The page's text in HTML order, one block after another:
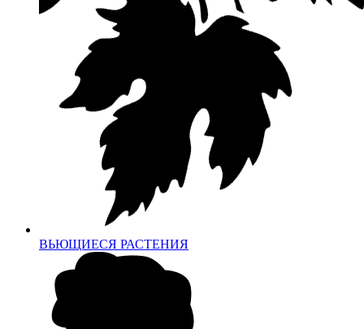
ВЬЮЩИЕСЯ РАСТЕНИЯ